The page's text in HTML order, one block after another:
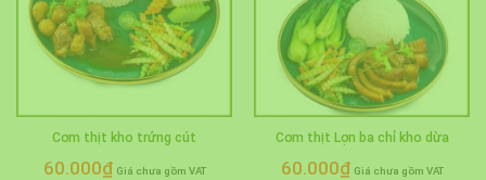
Cơm thịt kho trứng cút
60.000₫ Giá chưa gồm VAT
Cơm thịt Lợn ba chỉ kho dừa
60.000₫ Giá chưa gồm VAT